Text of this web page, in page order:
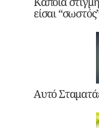
είσαι
Αυτό